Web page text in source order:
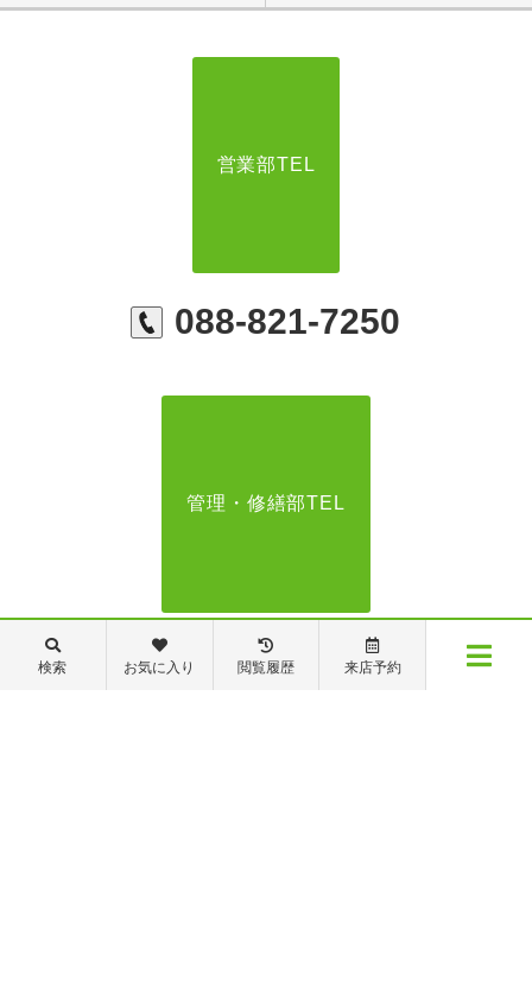
営業部TEL
088-821-7250
管理・修繕部TEL
088-821-7272
検索 お気に入り 閲覧履歴 来店予約